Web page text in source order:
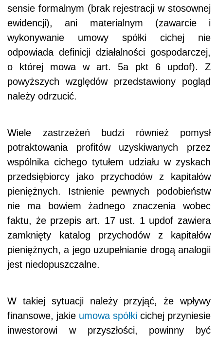
sensie formalnym (brak rejestracji w stosownej
ewidencji), ani materialnym (zawarcie i
wykonywanie umowy spółki cichej nie
odpowiada definicji działalności gospodarczej,
o której mowa w art. 5a pkt 6 updof). Z
powyższych względów przedstawiony pogląd
należy odrzucić.
Wiele zastrzeżeń budzi również pomysł
potraktowania profitów uzyskiwanych przez
wspólnika cichego tytułem udziału w zyskach
przedsiębiorcy jako przychodów z kapitałów
pieniężnych. Istnienie pewnych podobieństw
nie ma bowiem żadnego znaczenia wobec
faktu, że przepis art. 17 ust. 1 updof zawiera
zamknięty katalog przychodów z kapitałów
pieniężnych, a jego uzupełnianie drogą analogii
jest niedopuszczalne.
W takiej sytuacji należy przyjąć, że wpływy
finansowe, jakie umowa spółki cichej przyniesie
inwestorowi w przyszłości, powinny być